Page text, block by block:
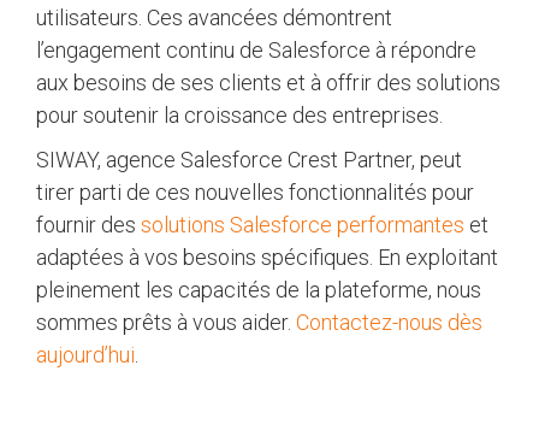
utilisateurs. Ces avancées démontrent
l’engagement continu de Salesforce à répondre
aux besoins de ses clients et à offrir des solutions
pour soutenir la croissance des entreprises.
SIWAY, agence Salesforce Crest Partner, peut
tirer parti de ces nouvelles fonctionnalités pour
fournir des solutions Salesforce performantes et
adaptées à vos besoins spécifiques. En exploitant
pleinement les capacités de la plateforme, nous
sommes prêts à vous aider. Contactez-nous dès
aujourd’hui